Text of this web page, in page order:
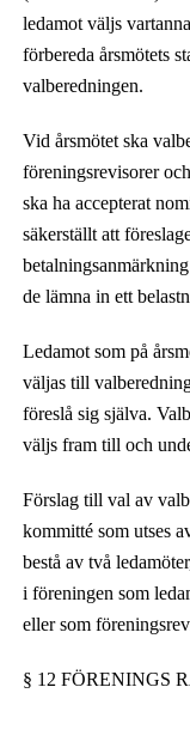
ledamot väljs
förbereda årsmötets
valberedningen.
Vid årsmötet ska
föreningsrevisorer
ska ha accepterat
säkerställt att
de lämna in ett
Ledamot som på
väljas till
föreslå sig själva.
väljs fram till och
Förslag till val av
kommitté som utses
bestå av två
i föreningen som
eller som
§ 12 FÖRENINGS